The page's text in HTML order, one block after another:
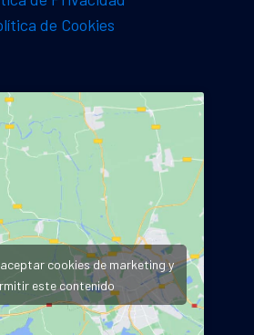
de Cookies
cookies de marketing y
este contenido